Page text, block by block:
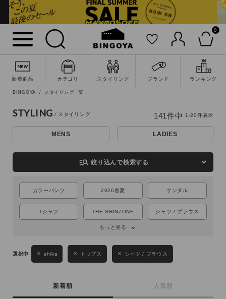
0
新着商品 カテゴリ スタイリング ブランド ランキング
詳細検索
BINGOYA スタイリング一覧
STYLING
MENS LADIES
manage_search 絞り込んで検索する
カラーパンツ 2026春夏 サンダル
Tシャツ THE SHINZONE シャツ / ブラウス
もっと見る
shika トップス シャツ / ブラウス
新着順 人気順
141件中 1-20件表示